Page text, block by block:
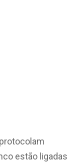
estão ligadas